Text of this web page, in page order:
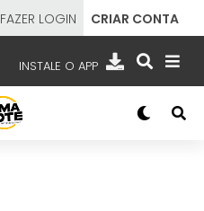
FAZER LOGIN CRIAR CONTA
INSTALE O APP